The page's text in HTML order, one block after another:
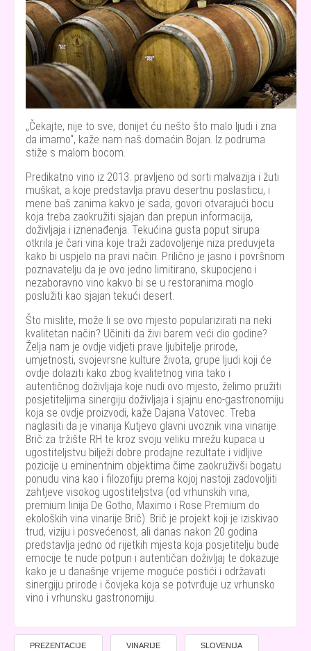
Čekajte, nije to sve, donijet ću nešto što malo ljudi i zna
da imamo , kaže nam naš domaćin Bojan. Iz podruma
stiže s malom bocom.
Predikatno vino iz 2013. pravljeno od sorti malvazija i žuti
muškat, a koje predstavlja pravu desertnu poslasticu, i
mene baš zanima kakvo je sada, govori otvarajući bocu
koja treba zaokružiti sjajan dan prepun informacija,
doživljaja i iznenađenja. Tekućina gusta poput sirupa
otkrila je čari vina koje traži zadovoljenje niza preduvjeta
kako bi uspjelo na pravi način. Prilično je jasno i površnom
poznavatelju da je ovo jedno limitirano, skupocjeno i
nezaboravno vino kakvo bi se u restoranima moglo
poslužiti kao sjajan tekući desert.
Što mislite, može li se ovo mjesto popularizirati na neki
kvalitetan način? Učiniti da živi barem veći dio godine?
Želja nam je ovdje vidjeti prave ljubitelje prirode,
umjetnosti, svojevrsne kulture života, grupe ljudi koji će
ovdje dolaziti kako zbog kvalitetnog vina tako i
autentičnog doživljaja koje nudi ovo mjesto, želimo pružiti
posjetiteljima sinergiju doživljaja i sjajnu eno-gastronomiju
koja se ovdje proizvodi, kaže Dajana Vatovec. Treba
naglasiti da je vinarija Kutjevo glavni uvoznik vina vinarije
Brič za tržište RH te kroz svoju veliku mrežu kupaca u
ugostiteljstvu bilježi dobre prodajne rezultate i vidljive
pozicije u eminentnim objektima čime zaokruživši bogatu
ponudu vina kao i filozofiju prema kojoj nastoji zadovoljiti
zahtjeve visokog ugostiteljstva (od vrhunskih vina,
premium linija De Gotho, Maximo i Rose Premium do
ekoloških vina vinarije Brič). Brič je projekt koji je iziskivao
trud, viziju i posvećenost, ali danas nakon 20 godina
predstavlja jedno od rijetkih mjesta koja posjetitelju bude
emocije te nude potpun i autentičan doživljaj te dokazuje
kako je u današnje vrijeme moguće postići i održavati
sinergiju prirode i čovjeka koja se potvrđuje uz vrhunsko
vino i vrhunsku gastronomiju.
PREZENTACIJE VINARIJE SLOVENIJA